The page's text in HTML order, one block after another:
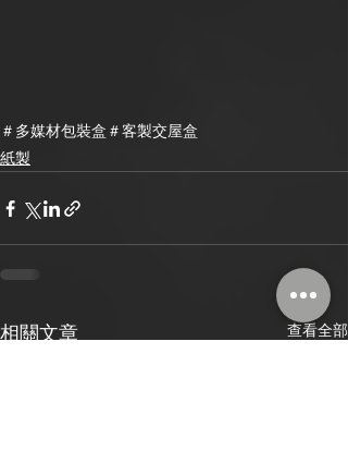
＃多媒材包裝盒 ＃客製交屋盒
紙製
相關文章 查看全部